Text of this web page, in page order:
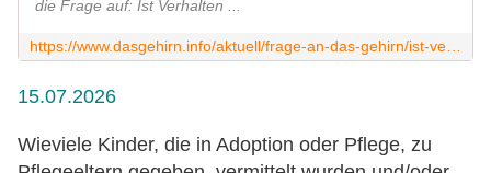
die Frage auf: Ist Verhalten ...
15.07.2026
Wieviele Kinder, die in Adoption oder Pflege, zu